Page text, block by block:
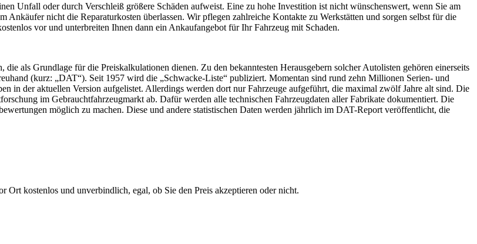
Unfall oder durch Verschleiß größere Schäden aufweist. Eine zu hohe Investition ist nicht wünschenswert, wenn Sie am
Ankäufer nicht die Reparaturkosten überlassen. Wir pflegen zahlreiche Kontakte zu Werkstätten und sorgen selbst für die
vor und unterbreiten Ihnen dann ein Ankaufangebot für Ihr Fahrzeug mit Schaden.
als Grundlage für die Preiskalkulationen dienen. Zu den bekanntesten Herausgebern solcher Autolisten gehören einerseits
(kurz: „DAT“). Seit 1957 wird die „Schwacke-Liste“ publiziert. Momentan sind rund zehn Millionen Serien- und
in der aktuellen Version aufgelistet. Allerdings werden dort nur Fahrzeuge aufgeführt, die maximal zwölf Jahre alt sind. Die
im Gebrauchtfahrzeugmarkt ab. Dafür werden alle technischen Fahrzeugdaten aller Fabrikate dokumentiert. Die
möglich zu machen. Diese und andere statistischen Daten werden jährlich im DAT-Report veröffentlicht, die
kostenlos und unverbindlich, egal, ob Sie den Preis akzeptieren oder nicht.